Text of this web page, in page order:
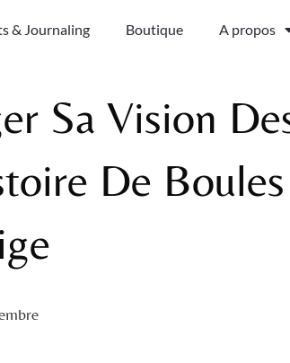
& Journaling Boutique A propos
Sa Vision
De